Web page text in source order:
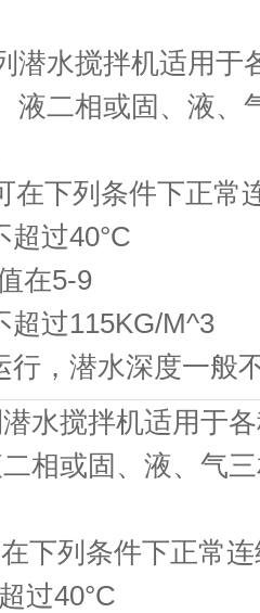
潜水搅拌机适用于
液二相或固、液、
在下列条件下正常
超过40°C
在5-9
超过115KG/M^3
行，潜水深度一般
水搅拌机适用于
相或固、液、气
下列条件下正常
过40°C